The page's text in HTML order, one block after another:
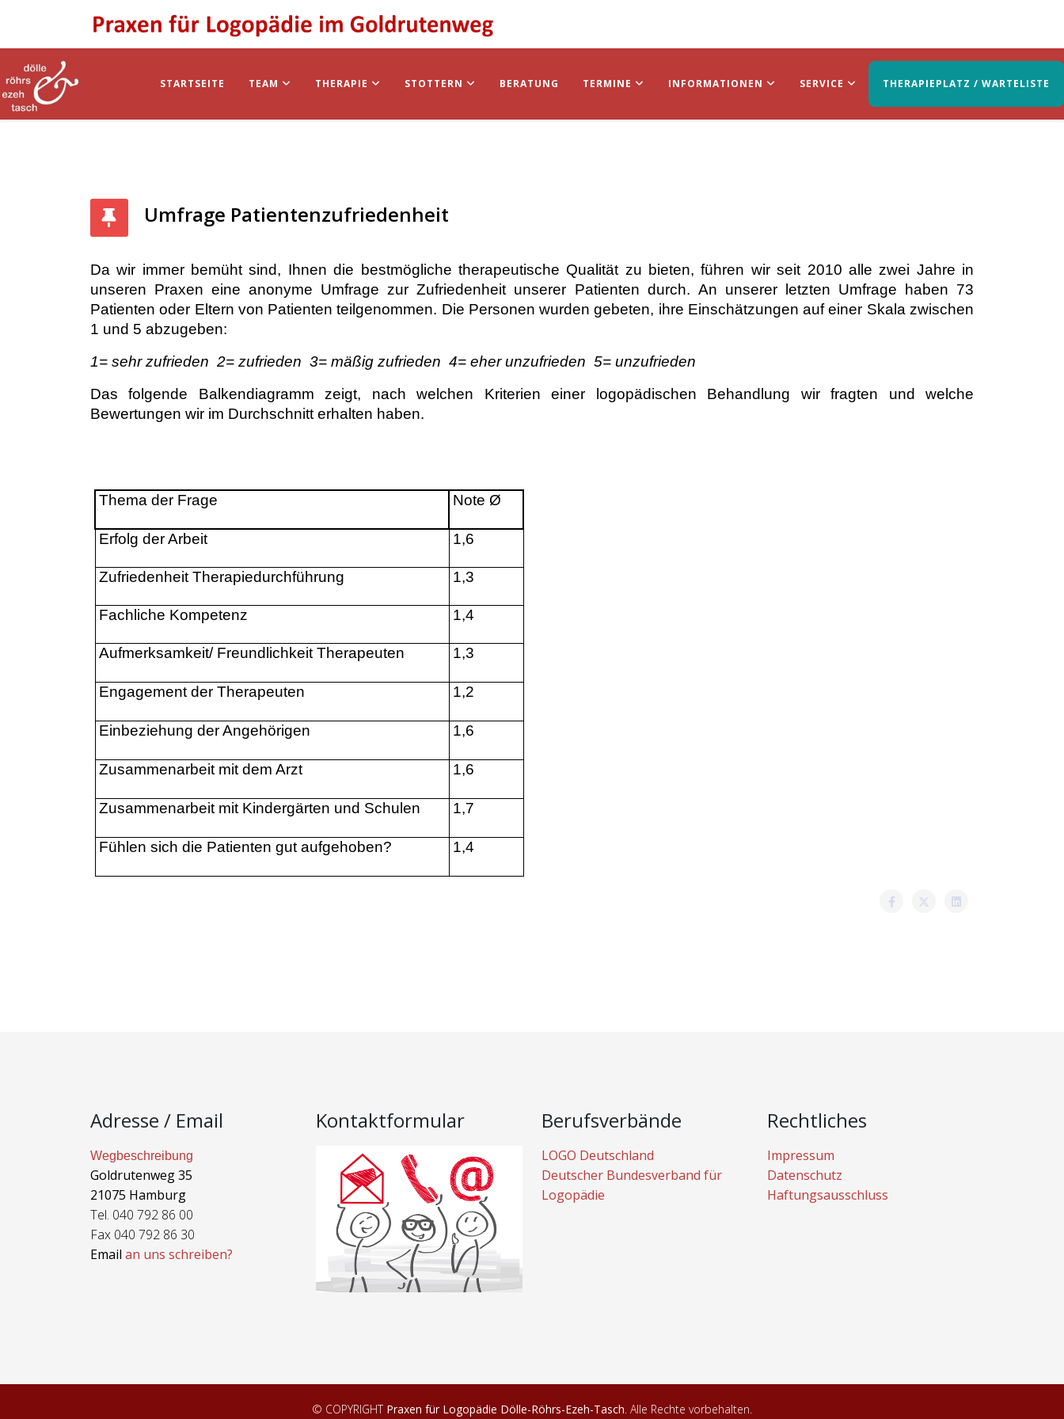
STARTSEITE TEAM THERAPIE STOTTERN BERATUNG TERMINE INFORMATIONEN SERVICE THERAPIEPLATZ / WARTELISTE
Umfrage Patientenzufriedenheit
Da wir immer bemüht sind, Ihnen die bestmögliche therapeutische Qualität zu bieten, führen wir seit 2010 alle zwei Jahre in
unseren Praxen eine anonyme Umfrage zur Zufriedenheit unserer Patienten durch. An unserer letzten Umfrage haben 73
Patienten oder Eltern von Patienten teilgenommen. Die Personen wurden gebeten, ihre Einschätzungen auf einer Skala zwischen
1 und 5 abzugeben:
1= sehr zufrieden 2= zufrieden 3= mäßig zufrieden 4= eher unzufrieden 5= unzufrieden
Das folgende Balkendiagramm zeigt, nach welchen Kriterien einer logopädischen Behandlung wir fragten und welche
Bewertungen wir im Durchschnitt erhalten haben.
Thema der Frage Note Ø
Erfolg der Arbeit 1,6
Zufriedenheit Therapiedurchführung 1,3
Fachliche Kompetenz 1,4
Aufmerksamkeit/ Freundlichkeit Therapeuten 1,3
Engagement der Therapeuten 1,2
Einbeziehung der Angehörigen 1,6
Zusammenarbeit mit dem Arzt 1,6
Zusammenarbeit mit Kindergärten und Schulen 1,7
Fühlen sich die Patienten gut aufgehoben? 1,4
Adresse / Email
Wegbeschreibung
Goldrutenweg 35
21075 Hamburg
Tel. 040 792 86 00
Fax 040 792 86 30
Email an uns schreiben?
Kontaktformular Berufsverbände
LOGO Deutschland
Deutscher Bundesverband für
Logopädie
Rechtliches
Impressum
Datenschutz
Haftungsausschluss
© COPYRIGHT Praxen für Logopädie Dölle-Röhrs-Ezeh-Tasch . Alle Rechte vorbehalten.